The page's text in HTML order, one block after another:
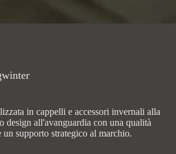
in cappelli e accessori invernali alla
design all'avanguardia con una qualità
un supporto strategico al marchio.